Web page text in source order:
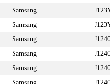
Samsung
Samsung
Samsung
Samsung
Samsung
Samsung